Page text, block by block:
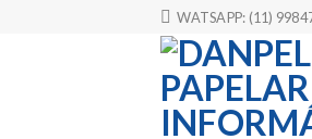
WATSAPP: (11)